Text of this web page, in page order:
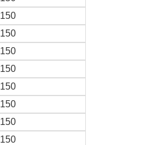
150
150
150
150
150
150
150
150